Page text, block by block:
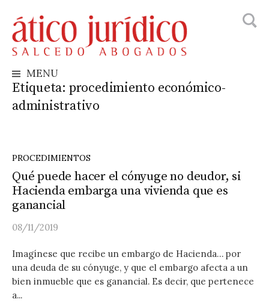
to
content
MENU
Etiqueta: procedimiento económico-
administrativo
PROCEDIMIENTOS
Qué puede hacer el cónyuge no deudor, si
Hacienda embarga una vivienda que es
ganancial
08/11/2019
Imagínese que recibe un embargo de Hacienda… por
una deuda de su cónyuge, y que el embargo afecta a un
bien inmueble que es ganancial. Es decir, que pertenece
a...